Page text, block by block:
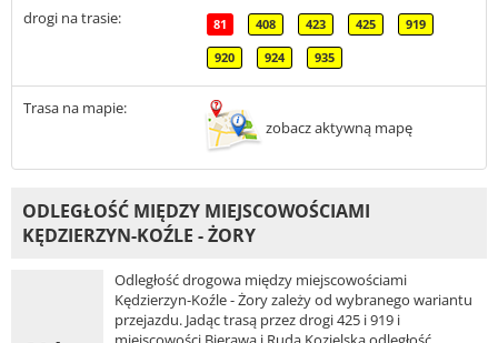
drogi na trasie: 81 408 423 425 919
920 924 935
Trasa na mapie:
zobacz aktywną mapę
ODLEGŁOŚĆ MIĘDZY MIEJSCOWOŚCIAMI
KĘDZIERZYN-KOŹLE - ŻORY
Odległość drogowa między miejscowościami
Kędzierzyn-Koźle - Żory zależy od wybranego wariantu
przejazdu. Jadąc trasą przez drogi 425 i 919 i